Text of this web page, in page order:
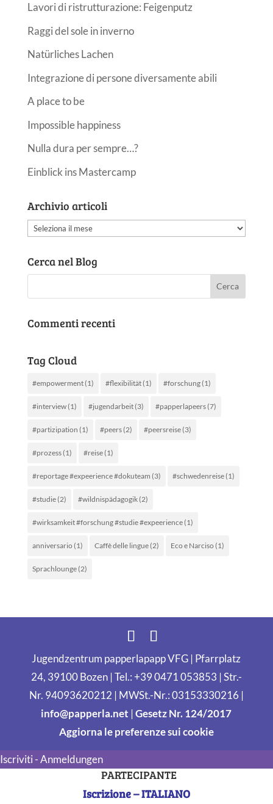
Lavori di ristrutturazione: Feigenputz
Raggi del sole in inverno
Natürliches Lachen
Integrazione di persone diversamente abili
A place to be
Impossible happiness
Nulla dura per sempre…?
Einblick ins Mastercamp
Archivio articoli
Archivio
Cerca nel Blog
Commenti recenti
Tag Cloud
#empowerment(1) #flexibilität(1) #forschung(1)
#interview(1) #jugendarbeit(3) #papperlapeers(7)
#partizipation (1) #peers(2) #peersreise(3)
#prozess(1) #reise(1)
#reportage #expeerience #dokuteam (3) #schwedenreise(1)
#studie(2) #wildnispädagogik(2)
#wirksamkeit #forschung #studie #expeerience(1)
anniversario (1) Caffè delle lingue(2) Eco e Narciso (1)
Sprachlounge(2)
Jugendzentrum papperlapapp VFG | Pfarrplatz
24, 39100 Bozen | Tel.: +39 0471 053853 | Str.-
Nr. 94093620212 | MWSt.-Nr.: 03153330216 |
info@papperla.net |Gesetz Nr. 124/2017
Aggiorna le preferenze sui cookie
Iscriviti - Anmeldungen
PARTECIPANTE
Iscrizione – ITALIANO